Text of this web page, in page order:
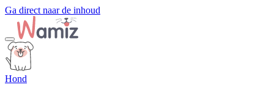
Ga direct naar de inhoud
Hond